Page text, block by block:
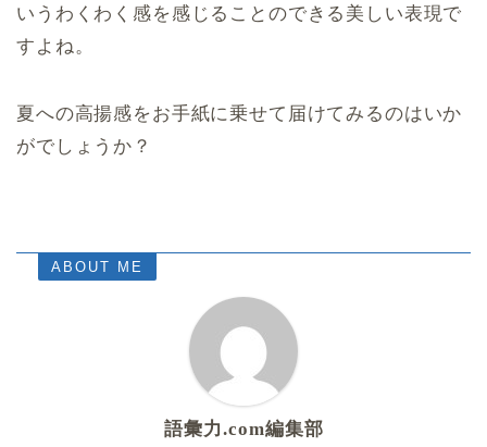
いうわくわく感を感じることのできる美しい表現で
すよね。
夏への高揚感をお手紙に乗せて届けてみるのはいか
がでしょうか？
ABOUT ME
語彙力.com編集部